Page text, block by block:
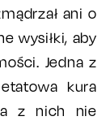
ani o
wysiłki, aby
Jedna z
kura
z nich nie